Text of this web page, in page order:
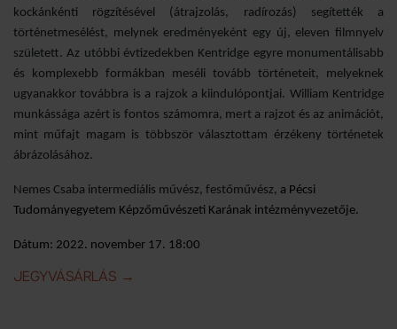
kockánkénti rögzítésével (átrajzolás, radírozás) segítették a
történetmesélést, melynek eredményeként egy új, eleven filmnyelv
született. Az utóbbi évtizedekben Kentridge egyre monumentálisabb
és komplexebb formákban meséli tovább történeteit, melyeknek
ugyanakkor továbbra is a rajzok a kiindulópontjai. William Kentridge
munkássága azért is fontos számomra, mert a rajzot és az animációt,
mint műfajt magam is többször választottam érzékeny történetek
ábrázolásához.
Nemes Csaba intermediális művész, festőművész, a Pécsi
Tudományegyetem Képzőművészeti Karának intézményvezetője.
Dátum: 2022. november 17. 18:00
KENTRIDGE RENDHAGYÓ TÁRLATVEZETÉS - NEMES
JEGYVÁSÁRLÁS →